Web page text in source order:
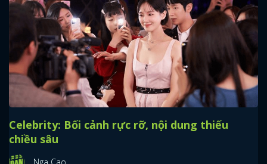
Celebrity: Bối cảnh rực rỡ, nội dung thiếu
chiều sâu